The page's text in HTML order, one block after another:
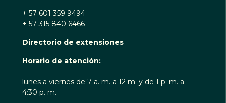
+ 57 601 359 9494
+ 57 315 840 6466
Directorio de extensiones
Horario de atención:
lunes a viernes de 7 a. m. a 12 m. y de 1 p. m. a
4:30 p. m.